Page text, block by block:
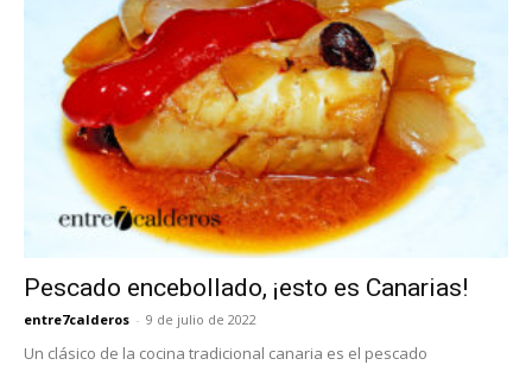
Pescado encebollado, ¡esto es Canarias!
entre7calderos - 9 de julio de 2022
Un clásico de la cocina tradicional canaria es el pescado